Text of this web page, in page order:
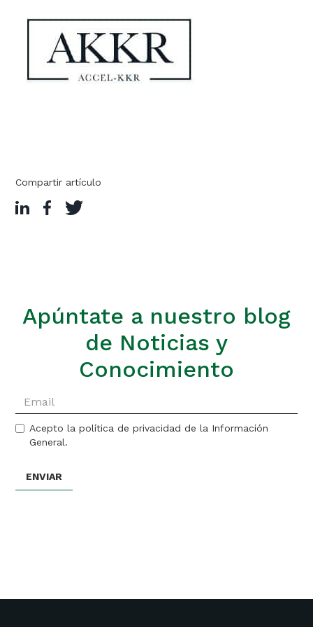
Compartir artículo
Apúntate a nuestro blog
de Noticias y
Conocimiento
Acepto la política de privacidad de la Información
General.